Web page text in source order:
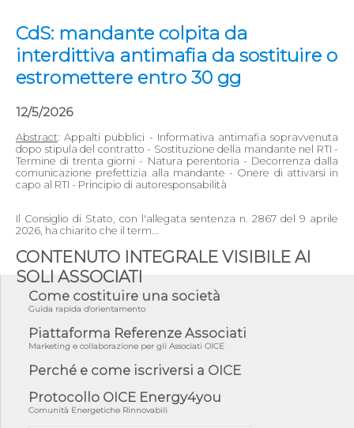
CdS: mandante colpita da
interdittiva antimafia da sostituire o
estromettere entro 30 gg
12/5/2026
Abstract: Appalti pubblici - Informativa antimafia sopravvenuta
dopo stipula del contratto - Sostituzione della mandante nel RTI -
Termine di trenta giorni - Natura perentoria - Decorrenza dalla
comunicazione prefettizia alla mandante - Onere di attivarsi in
capo al RTI - Principio di autoresponsabilità
Il Consiglio di Stato, con l'allegata sentenza n. 2867 del 9 aprile
2026, ha chiarito che il term...
CONTENUTO INTEGRALE VISIBILE AI
SOLI ASSOCIATI
Come costituire una società
Guida rapida d'orientamento
Piattaforma Referenze Associati
Marketing e collaborazione per gli Associati OICE
Perché e come iscriversi a OICE
Protocollo OICE Energy4you
Comunità Energetiche Rinnovabili